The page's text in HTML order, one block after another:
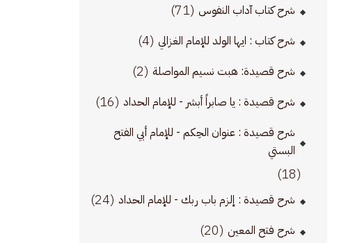
شرح كتاب آداب النفوس (71)
شرح كتاب : ايها الولد للإمام الغزالي (4)
شرح قصيدة: هبت نسيم المواصلة (2)
شرح قصيدة : يا صابراً أبشر - للإمام الحداد (16)
شرح قصيدة : عنوان الحِكم - للإمام أبي الفتح
البستي
(18)
شرح قصيدة : إلزم باب ربك - للإمام الحداد (24)
شرح فتح المعين (20)